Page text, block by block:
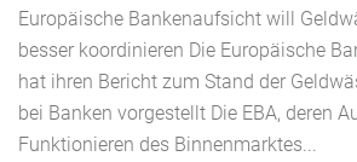
Europäische Bankenaufsicht will
besser koordinieren Die Europäische
hat ihren Bericht zum Stand der
bei Banken vorgestellt Die EBA, deren
Funktionieren des Binnenmarktes...